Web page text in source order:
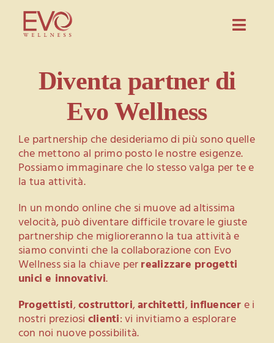
contenuto
Evo Wellness
Blog
Partnership
Contatti
CONFIGURA PREVENTIVO
Diventa partner di
Evo Wellness
Le partnership che desideriamo di più sono quelle
che mettono al primo posto le nostre esigenze.
Possiamo immaginare che lo stesso valga per te e
la tua attività.
In un mondo online che si muove ad altissima
velocità, può diventare difficile trovare le giuste
partnership che miglioreranno la tua attività e
siamo convinti che la collaborazione con Evo
Wellness sia la chiave perrealizzare progetti
unici e innovativi.
Progettisti,costruttori,architetti,influencere i
nostri preziosi clienti: vi invitiamo a esplorare
con noi nuove possibilità.